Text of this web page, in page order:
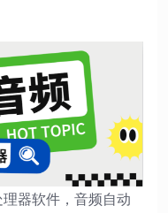
器软件，音频自动